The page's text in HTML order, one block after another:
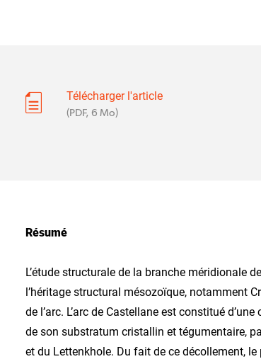
Télécharger l'article
(PDF, 6 Mo)
Résumé
L’étude structurale de la branche méridionale
l’héritage structural mésozoïque, notamment
de l’arc. L’arc de Castellane est constitué
de son substratum cristallin et tégumentaire,
et du Lettenkhole. Du fait de ce décollement,